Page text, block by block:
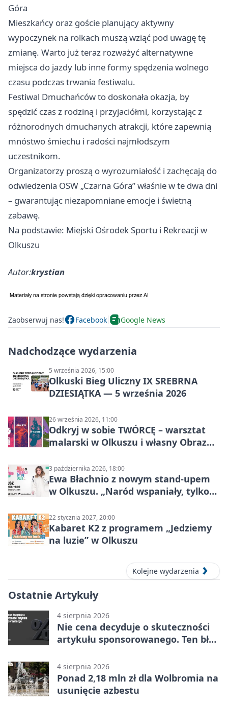
Góra
Mieszkańcy oraz goście planujący aktywny
wypoczynek na rolkach muszą wziąć pod uwagę tę
zmianę. Warto już teraz rozważyć alternatywne
miejsca do jazdy lub inne formy spędzenia wolnego
czasu podczas trwania festiwalu.
Festiwal Dmuchańców to doskonała okazja, by
spędzić czas z rodziną i przyjaciółmi, korzystając z
różnorodnych dmuchanych atrakcji, które zapewnią
mnóstwo śmiechu i radości najmłodszym
uczestnikom.
Organizatorzy proszą o wyrozumiałość i zachęcają do
odwiedzenia OSW „Czarna Góra” właśnie w te dwa dni
– gwarantując niezapomniane emocje i świetną
zabawę.
Na podstawie: Miejski Ośrodek Sportu i Rekreacji w
Olkuszu
Autor:krystian
Zaobserwuj nas! Facebook Google News
Nadchodzące wydarzenia
5 września 2026, 15:00
Olkuski Bieg Uliczny IX SREBRNA
DZIESIĄTKA — 5 września 2026
26 września 2026, 11:00
Odkryj w sobie TWÓRCĘ – warsztat
malarski w Olkuszu i własny Obraz
3 października 2026, 18:00
Ewa Błachnio z nowym stand-upem
w Olkuszu. „Naród wspaniały, tylko
22 stycznia 2027, 20:00
Kabaret K2 z programem „Jedziemy
na luzie” w Olkuszu
Kolejne wydarzenia
Ostatnie Artykuły
4 sierpnia 2026
Nie cena decyduje o skuteczności
artykułu sponsorowanego. Ten błąd
4 sierpnia 2026
Ponad 2,18 mln zł dla Wolbromia na
usunięcie azbestu